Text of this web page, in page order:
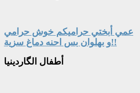
عمي أبختي حراميكم خوش حرامي
و بهلوان بس احنه دماغ سزية!!
أطفال الگاردينيا